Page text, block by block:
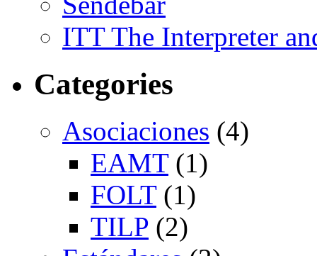
ITT The Interpreter
Categories
Asociaciones (4)
EAMT(1)
FOLT(1)
TILP (2)